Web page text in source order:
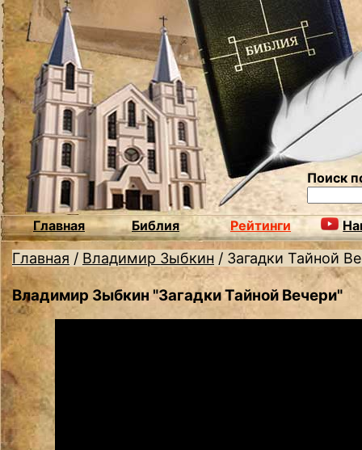
Поиск
Главная Библия Рейтинги
Главная / Владимир Зыбкин / Загадки Тайной
Владимир Зыбкин "Загадки Тайной Вечери"